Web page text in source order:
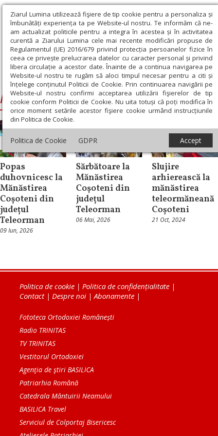
Ziarul Lumina utilizează fişiere de tip cookie pentru a personaliza și
îmbunătăți experiența ta pe Website-ul nostru. Te informăm că ne-
am actualizat politicile pentru a integra în acestea și în activitatea
curentă a Ziarului Lumina cele mai recente modificări propuse de
Regulamentul (UE) 2016/679 privind protecția persoanelor fizice în
ceea ce privește prelucrarea datelor cu caracter personal și privind
libera circulație a acestor date. Înainte de a continua navigarea pe
Website-ul nostru te rugăm să aloci timpul necesar pentru a citi și
înțelege conținutul Politicii de Cookie. Prin continuarea navigării pe
Website-ul nostru confirmi acceptarea utilizării fişierelor de tip
cookie conform Politicii de Cookie. Nu uita totuși că poți modifica în
orice moment setările acestor fişiere cookie urmând instrucțiunile
din Politica de Cookie.
Politica de Cookie GDPR Accept
Ziarul Lumina › Mănăstirea Coșoteni din Teleorman
Mănăstirea Coșoteni din Teleorman
Știri
Popas
duhovnicesc la
Mănăstirea
Coșoteni din
județul
Teleorman
09 Iun, 2026
Știri
Sărbătoare la
Mănăstirea
Coșoteni din
județul
Teleorman
06 Mai, 2026
Slujire
arhierească la
mănăstirea
teleormăneană
Coșoteni
21 Oct, 2024
Politica de cookie | Politica de confidențialitate |
Contact| Despre noi |Abonamente |
Fototeca Ortodoxiei Românești
Radio TRINITAS
TV TRINITAS
Vestitorul Ortodoxiei
Agenţia de ştiri BASILICA
Patriarhia Română
Catedrala Mântuirii Neamului
BASILICA Travel
Serviciul de Colportaj Bisericesc